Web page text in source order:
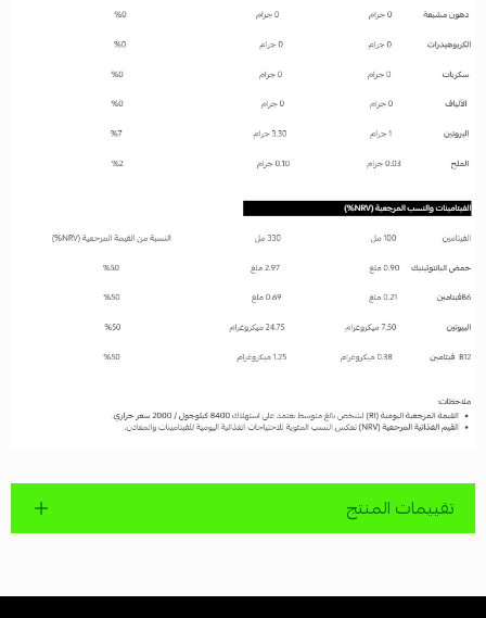
تقييمات المنتج